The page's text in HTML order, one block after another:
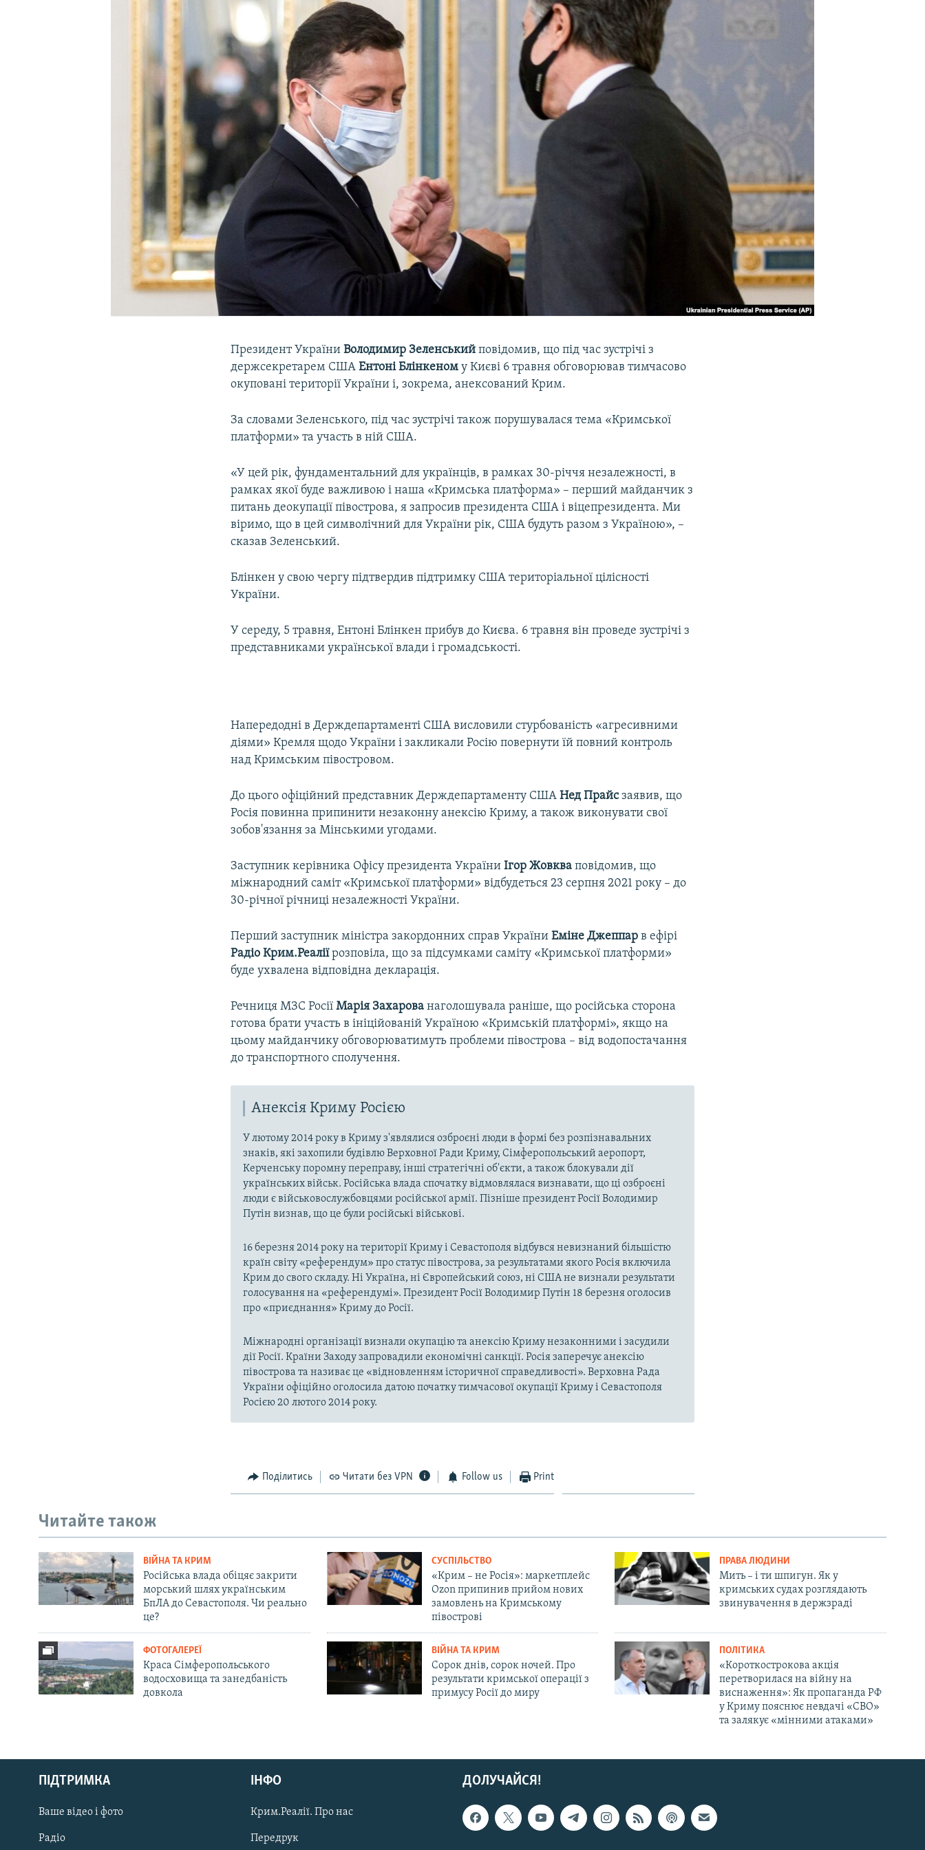
Русский
Qırımtatar
ДОЛУЧАЙСЯ!
Президент УкраїниВолодимир Зеленський повідомив, що під час зустрічі з
держсекретарем СШАЕнтоні Блінкеном у Києві 6 травня обговорював тимчасово
окуповані території України і, зокрема, анексований Крим.
За словами Зеленського, під час зустрічі також порушувалася тема «Кримської
платформи» та участь в ній США.
«У цей рік, фундаментальний для українців, в рамках 30-річчя незалежності, в
рамках якої буде важливою і наша «Кримська платформа» – перший майданчик з
питань деокупації півострова, я запросив президента США і віцепрезидента. Ми
віримо, що в цей символічний для України рік, США будуть разом з Україною», –
сказав Зеленський.
Блінкен у свою чергу підтвердив підтримку США територіальної цілісності
України.
У середу, 5 травня, Ентоні Блінкен прибув до Києва. 6 травня він проведе зустрічі з
представниками української влади і громадськості.
Напередодні в Держдепартаменті США висловили стурбованість «агресивними
діями» Кремля щодо України і закликали Росію повернути їй повний контроль
над Кримським півостровом.
До цього офіційний представник Держдепартаменту СШАНед Прайсзаявив, що
Росія повинна припинити незаконну анексію Криму, а також виконувати свої
зобов'язання за Мінськими угодами.
Заступник керівника Офісу президента УкраїниІгор Жовкваповідомив, що
міжнародний саміт «Кримської платформи» відбудеться 23 серпня 2021 року – до
30-річної річниці незалежності України.
Перший заступник міністра закордонних справ УкраїниЕміне Джеппар в ефірі
Радіо Крим.Реаліїрозповіла, що за підсумками саміту «Кримської платформи»
буде ухвалена відповідна декларація.
Речниця МЗС РосіїМарія Захарова наголошувала раніше, що російська сторона
готова брати участь в ініційованій Україною «Кримській платформі», якщо на
цьому майданчику обговорюватимуть проблеми півострова – від водопостачання
до транспортного сполучення.
Анексія Криму Росією
У лютому 2014 року в Криму з'являлися озброєні люди в формі без розпізнавальних
знаків, які захопили будівлю Верховної Ради Криму, Сімферопольський аеропорт,
Керченську поромну переправу, інші стратегічні об'єкти, а також блокували дії
українських військ. Російська влада спочатку відмовлялася визнавати, що ці озброєні
люди є військовослужбовцями російської армії. Пізніше президент Росії Володимир
Путін визнав, що це були російські військові.
16 березня 2014 року на території Криму і Севастополя відбувся невизнаний більшістю
країн світу «референдум» про статус півострова, за результатами якого Росія включила
Крим до свого складу. Ні Україна, ні Європейський союз, ні США не визнали результати
голосування на «референдумі». Президент Росії Володимир Путін 18 березня оголосив
про «приєднання» Криму до Росії.
Міжнародні організації визнали окупацію та анексію Криму незаконними і засудили
дії Росії. Країни Заходу запровадили економічні санкції. Росія заперечує анексію
півострова та називає це «відновленням історичної справедливості». Верховна Рада
України офіційно оголосила датою початку тимчасової окупації Криму і Севастополя
Росією 20 лютого 2014 року.
Поділитись Читати без VPN Follow us Print
Читайте також
ВІЙНА ТА КРИМ
Російська влада обіцяє закрити
морський шлях українським
БпЛА до Севастополя. Чи реально
це?
СУСПІЛЬСТВО
«Крим – не Росія»: маркетплейс
Ozon припинив прийом нових
замовлень на Кримському
півострові
ПРАВА ЛЮДИНИ
Мить – і ти шпигун. Як у
кримських судах розглядають
звинувачення в держзраді
ФОТОГАЛЕРЕЇ
Краса Сімферопольського
водосховища та занедбаність
довкола
ВІЙНА ТА КРИМ
Сорок днів, сорок ночей. Про
результати кримської операції з
примусу Росії до миру
ПОЛІТИКА
«Короткострокова акція
перетворилася на війну на
виснаження»: Як пропаганда РФ
у Криму пояснює невдачі «СВО»
та залякує «мінними атаками»
ДОЛУЧАЙСЯ!
ПІДТРИМКА
Ваше відео і фото
Радіо
ІНФО
Крим.Реалії. Про нас
Передрук